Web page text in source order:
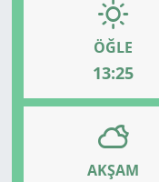
ÖĞLE
13:25
AKŞAM